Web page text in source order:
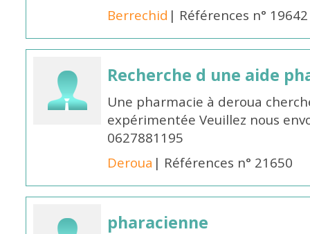
Berrechid | Références n° 19642
Recherche d une aide
Une pharmacie à deroua
expérimentée Veuillez nous
0627881195
Deroua | Références n° 21650
pharacienne